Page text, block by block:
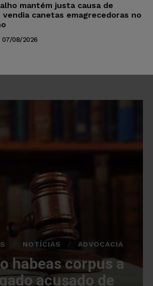
mantém justa causa de
vendia canetas emagrecedoras no
07/08/2026